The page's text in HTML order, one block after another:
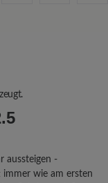
aussteigen -
immer wie am ersten